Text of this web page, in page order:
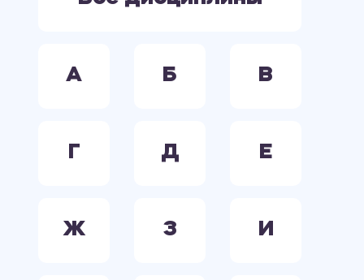
А Б В
Г Д Е
Ж З И